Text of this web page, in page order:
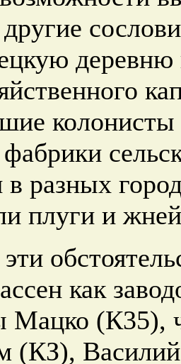
другие
деревню
разных
плуги и
как
(К35),
(КЗ),